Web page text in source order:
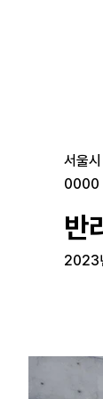
서울시
0000
2023